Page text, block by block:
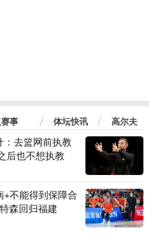
事 体坛快讯 高尔夫
去篮网前执教
后也不想执教
不能得到保障合
森回归福建